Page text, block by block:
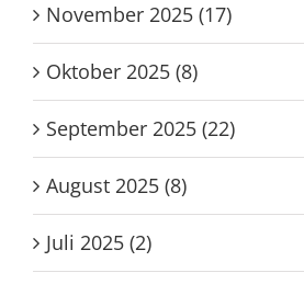
November 2025 (17)
Oktober 2025 (8)
September 2025 (22)
August 2025 (8)
Juli 2025 (2)